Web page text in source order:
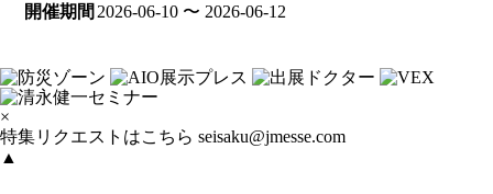
開催期間 2026-06-10 〜 2026-06-12
×
特集リクエストはこちら seisaku@jmesse.com
▲